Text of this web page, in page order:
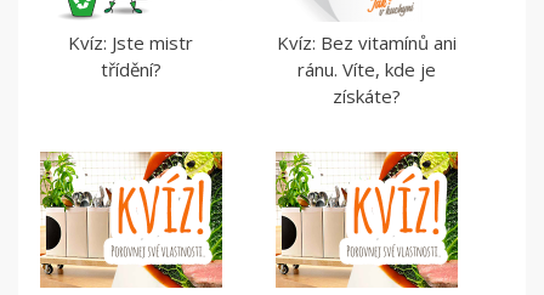
Kvíz: Jste mistr
třídění?
Kvíz: Bez vitamínů ani
ránu. Víte, kde je
získáte?